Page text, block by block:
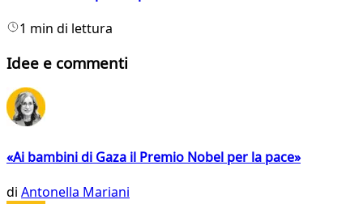
1 min di lettura
Idee e commenti
«Ai bambini di Gaza il Premio Nobel per la pace»
di Antonella Mariani